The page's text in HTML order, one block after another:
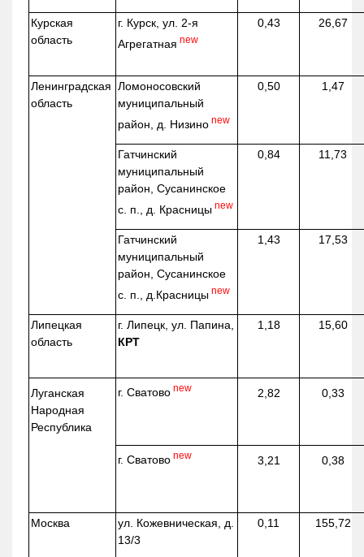
Курская
область
г. Курск, ул. 2-я
Агрегатная new
0,43 26,67
Ленинградская
область
Ломоносовский
муниципальный
район, д. Низино new
0,50 1,47
Гатчинский
муниципальный
район, Сусанинское
с. п., д. Красницы new
0,84 11,73
Гатчинский
муниципальный
район, Сусанинское
с. п.,д.Красницы new
1,43 17,53
Липецкая
область
г. Липецк, ул. Папина,
КРТ
1,18 15,60
Луганская
Народная
Республика
г. Сватово new 2,82 0,33
г. Сватово new 3,21 0,38
Москва ул. Кожевническая , д.
13/3
0,11 155,72